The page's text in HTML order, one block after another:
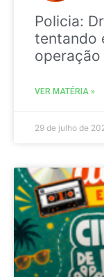
Policia:
tentando
operação
VER MATÉRIA »
29 de julho de